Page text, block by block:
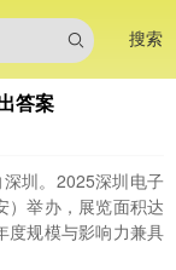
搜索
答案
圳。2025深圳电子
）举办，展览面积达
度规模与影响力兼具